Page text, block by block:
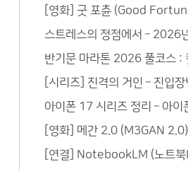
[영화] 굿 포츈 (Good
스트레스의 정점에서 – 2026
반기문 마라톤 2026 풀코스 :
[시리즈] 진격의 거인 – 진입
아이폰 17 시리즈 정리 – 아
[영화] 메간 2.0 (M3GAN
[연결] NotebookLM (노트북